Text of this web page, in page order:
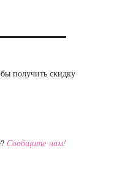
получить скидку
Сообщите нам!